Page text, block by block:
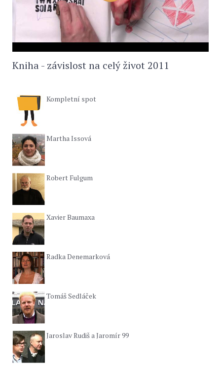
Kniha - závislost na celý život 2011
Kompletní spot
Martha Issová
Robert Fulgum
Xavier Baumaxa
Radka Denemarková
Tomáš Sedláček
Jaroslav Rudiš a Jaromír 99